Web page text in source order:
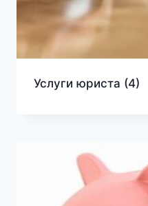
Услуги юриста (4)